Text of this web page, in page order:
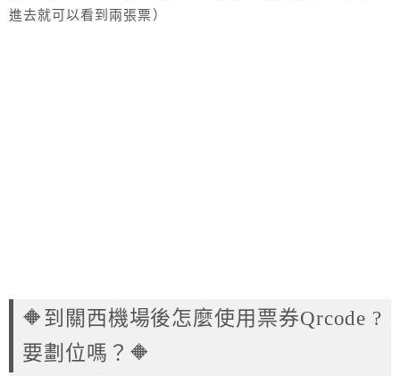
進去就可以看到兩張票）
🔶到關西機場後怎麼使用票券Qrcode ?
要劃位嗎？🔶